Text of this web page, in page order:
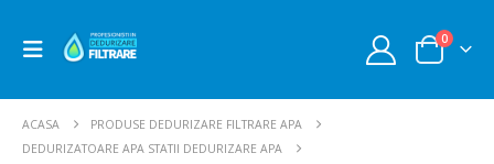
0
ACASA
PRODUSE DEDURIZARE FILTRARE APA
DEDURIZATOARE APA STATII DEDURIZARE APA